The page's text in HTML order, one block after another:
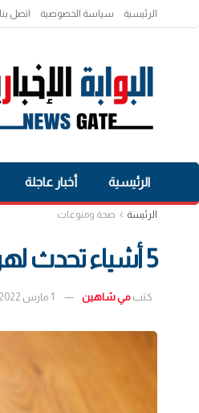
الرئيسية سياسة الخصوصية اتصل بنا
الرئيسية أخبار عاجلة
الرئيسة صحة ومنوعات
5 أشياء تحدث لهرموناتك عندما تحاولين إنقاص الوزن
كتب مي شاهين 1 مارس 2022 - 5:13 مساءً